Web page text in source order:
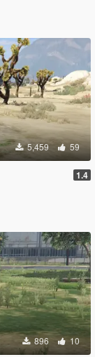
5,459 59
1.4
896 10